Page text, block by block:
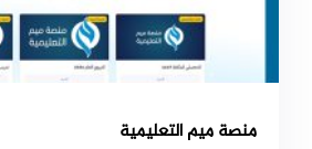
منصة ميم التعليمية